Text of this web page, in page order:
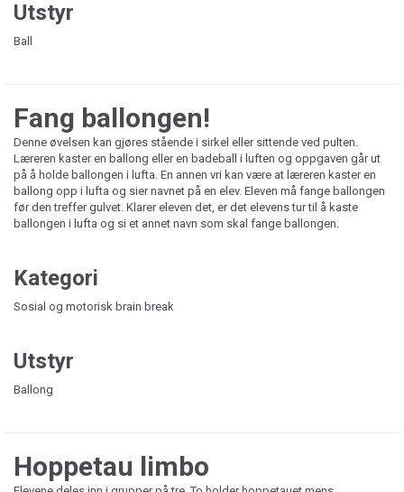
Utstyr
Ball
Fang ballongen!
Denne øvelsen kan gjøres stående i sirkel eller sittende ved pulten.
Læreren kaster en ballong eller en badeball i luften og oppgaven går ut
på å holde ballongen i lufta. En annen vri kan være at læreren kaster en
ballong opp i lufta og sier navnet på en elev. Eleven må fange ballongen
før den treffer gulvet. Klarer eleven det, er det elevens tur til å kaste
ballongen i lufta og si et annet navn som skal fange ballongen.
Kategori
Sosial og motorisk brain break
Utstyr
Ballong
Hoppetau limbo